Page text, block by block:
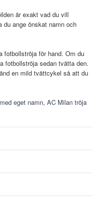
är exakt vad du vill
du ange önskat namn och
fotbollströja för hand. Om du
fotbollströja sedan tvätta den.
en mild tvättcykel så att du
eget namn, AC Milan tröja